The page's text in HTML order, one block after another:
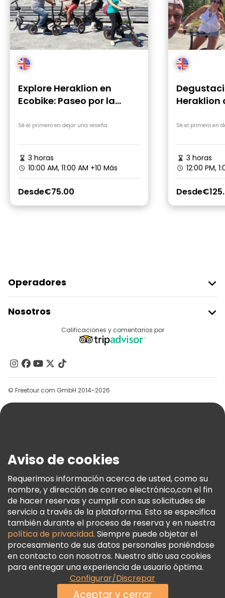
Explore Heraklion en
Ecobike: Paseo por la
Sé el primero en dejar una reseña
3 horas
10:00 AM, 11:00 AM +10 Más
Desde€75.00
Heraklion
Sé el primero en
3 horas
12:00 PM,
Desde
Operadores
Acceder Como Proveedor
Programa De Afiliados
Nosotros
Contacto
Grupos
Ayuda
Términos E Información Legal
Política De Cookies
Freetour Premios
Programa De Fidelidad
Calificaciones y comentarios por
© Freetour.com GmbH 2014-2026
Aviso de cookies
Requerimos información acerca de usted, como su
nombre, y dirección de correo electrónico,con el fin
de hacer reservas y cumplir con sus solicitudes de
servicio a través de la plataforma. Esto se especifica
también durante el proceso de reserva y en nuestra
política de privacidad. Siempre puede objetar el
procesamiento de sus datos personales poniéndose
en contacto con nosotros. Nuestro sitio usa cookies
para entregar una experiencia de usuario óptima.
Configurar/Discrepar
Aceptar y cerrar